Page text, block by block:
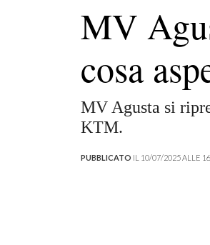
MV
cosa
MV Agusta si
KTM.
PUBBLICATO IL 10/07/2025 ALLE